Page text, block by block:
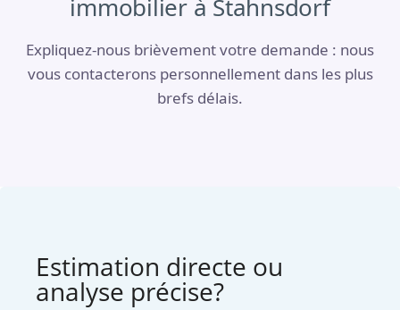
immobilier à Stahnsdorf
Expliquez-nous brièvement votre demande : nous
vous contacterons personnellement dans les plus
brefs délais.
Estimation directe ou
analyse précise?